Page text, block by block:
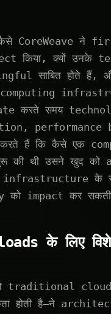
कैसे CoreWeave
क्यों उनके
साबित होते हैं,
करते समय
performance
हैं कि कैसे एक
की थी उसने खुद
के
impact कर सकती
के लिए
traditional
है—ने